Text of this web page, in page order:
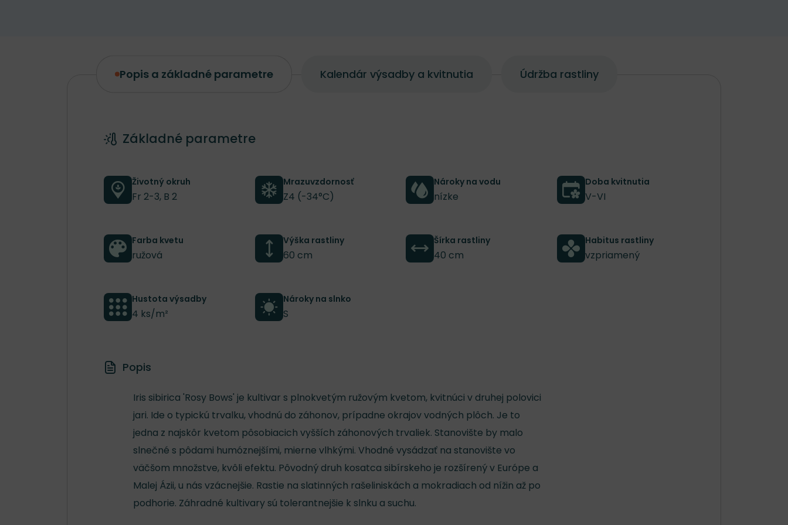
Popis a základné parametre Kalendár výsadby a kvitnutia Údržba rastliny
Popis a základné parametre
Základné parametre
Životný okruh
Fr 2-3, B 2
Mrazuvzdornosť
Z4 (-34°C)
Nároky na vodu
nízke
Doba kvitnutia
V-VI
Farba kvetu
ružová
Výška rastliny
60 cm
Šírka rastliny
40 cm
Habitus rastliny
vzpriamený
Hustota výsadby
4 ks/m²
Nároky na slnko
S
Popis
Iris sibirica 'Rosy Bows' je kultivar s plnokvetým ružovým kvetom, kvitnúci v druhej polovici
jari. Ide o typickú trvalku, vhodnú do záhonov, prípadne okrajov vodných plôch. Je to
jedna z najskôr kvetom pôsobiacich vyšších záhonových trvaliek. Stanovište by malo
slnečné s pôdami humóznejšími, mierne vlhkými. Vhodné vysádzať na stanovište vo
väčšom množstve, kvôli efektu. Pôvodný druh kosatca sibírskeho je rozšírený v Európe a
Malej Ázii, u nás vzácnejšie. Rastie na slatinných rašeliniskách a mokradiach od nížin až po
podhorie. Záhradné kultivary sú tolerantnejšie k slnku a suchu.